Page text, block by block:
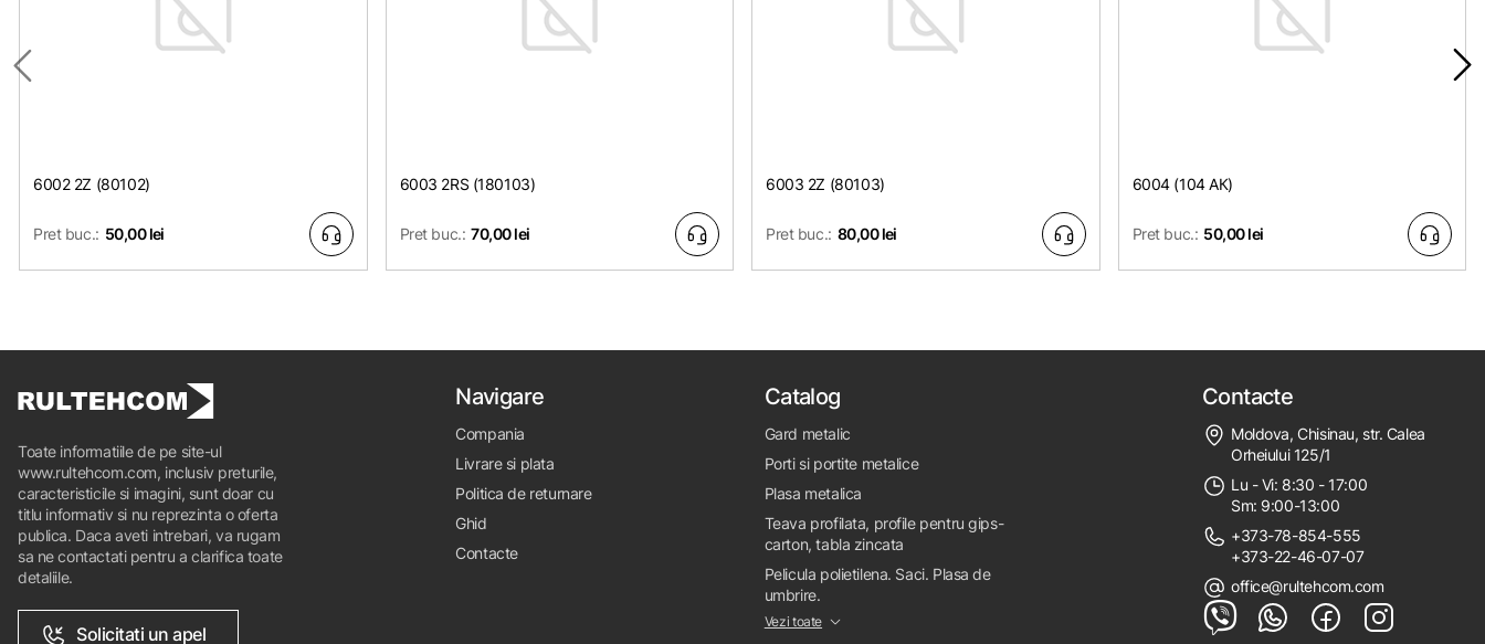
6002 2Z (80102)
Pret buc.: 50,00 lei
6003 2RS (180103)
Pret buc.: 70,00 lei
6003 2Z (80103)
Pret buc.: 80,00 lei
6004 (104 АК)
Pret buc.: 50,00 lei
Toate informatiile de pe site-ul
www.rultehcom.com, inclusiv preturile,
caracteristicile si imagini, sunt doar cu
titlu informativ si nu reprezinta o oferta
publica. Daca aveti intrebari, va rugam
sa ne contactati pentru a clarifica toate
detaliile.
Solicitati un apel
Navigare
Compania
Livrare si plata
Politica de returnare
Ghid
Contacte
Catalog
Gard metalic
Porti si portite metalice
Plasa metalica
Teava profilata, profile pentru gips-
carton, tabla zincata
Pelicula polietilena. Saci. Plasa de
umbrire.
Vezi toate
Contacte
Moldova, Chisinau, str. Calea
Orheiului 125/1
Lu - Vi: 8:30 - 17:00
Sm: 9:00-13:00
+373-78-854-555
+373-22-46-07-07
office@rultehcom.com